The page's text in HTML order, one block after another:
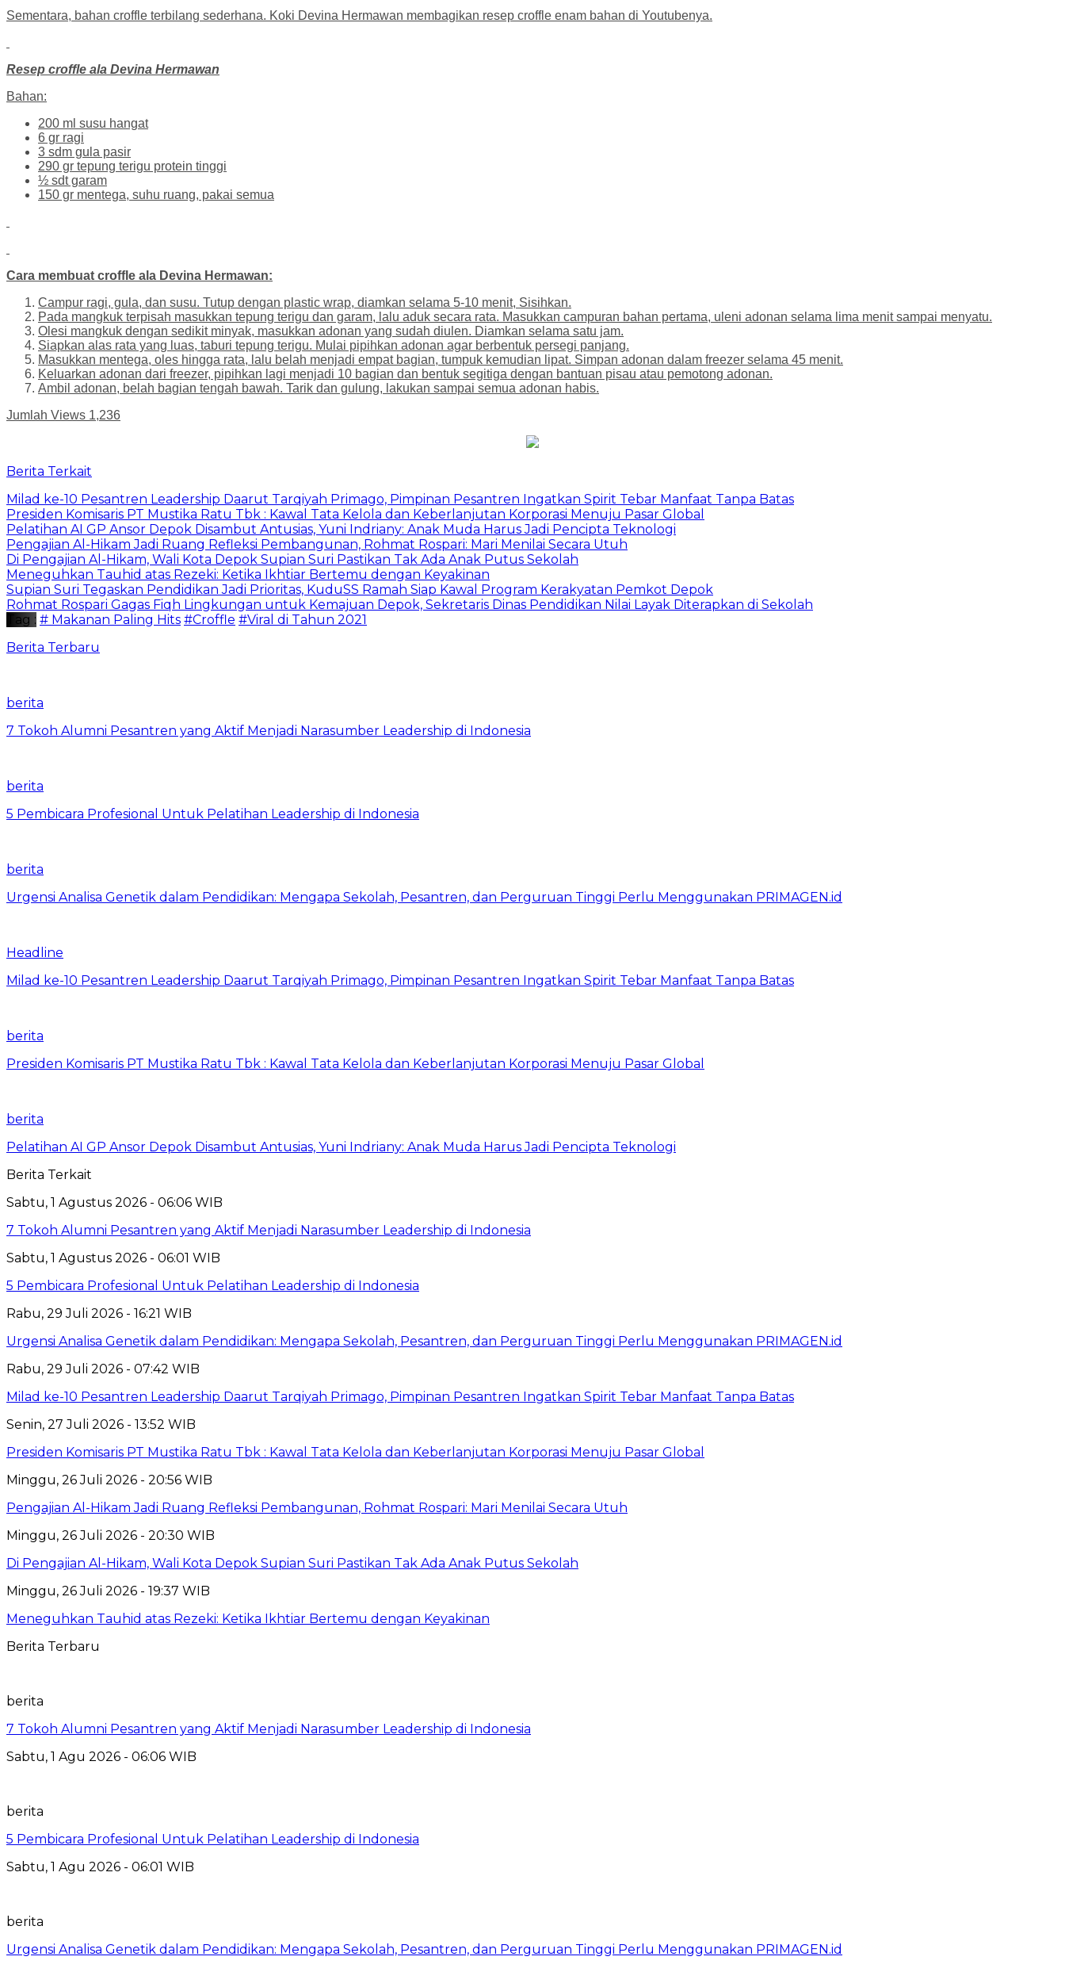
Sementara, bahan croffle terbilang sederhana. Koki Devina Hermawan membagikan resep croffle enam bahan di Youtubenya.
Resep croffle ala Devina Hermawan
Bahan:
200 ml susu hangat
6 gr ragi
3 sdm gula pasir
290 gr tepung terigu protein tinggi
½ sdt garam
150 gr mentega, suhu ruang, pakai semua
Cara membuat croffle ala Devina Hermawan:
Campur ragi, gula, dan susu. Tutup dengan plastic wrap, diamkan selama 5-10 menit, Sisihkan.
Pada mangkuk terpisah masukkan tepung terigu dan garam, lalu aduk secara rata. Masukkan campuran bahan pertama, uleni adonan selama lima menit sampai menyatu.
Olesi mangkuk dengan sedikit minyak, masukkan adonan yang sudah diulen. Diamkan selama satu jam.
Siapkan alas rata yang luas, taburi tepung terigu. Mulai pipihkan adonan agar berbentuk persegi panjang.
Masukkan mentega, oles hingga rata, lalu belah menjadi empat bagian, tumpuk kemudian lipat. Simpan adonan dalam freezer selama 45 menit.
Keluarkan adonan dari freezer, pipihkan lagi menjadi 10 bagian dan bentuk segitiga dengan bantuan pisau atau pemotong adonan.
Ambil adonan, belah bagian tengah bawah. Tarik dan gulung, lakukan sampai semua adonan habis.
Jumlah Views 1,236
Berita Terkait
Milad ke-10 Pesantren Leadership Daarut Tarqiyah Primago, Pimpinan Pesantren Ingatkan Spirit Tebar Manfaat Tanpa Batas
Presiden Komisaris PT Mustika Ratu Tbk : Kawal Tata Kelola dan Keberlanjutan Korporasi Menuju Pasar Global
Pelatihan AI GP Ansor Depok Disambut Antusias, Yuni Indriany: Anak Muda Harus Jadi Pencipta Teknologi
Pengajian Al-Hikam Jadi Ruang Refleksi Pembangunan, Rohmat Rospari: Mari Menilai Secara Utuh
Di Pengajian Al-Hikam, Wali Kota Depok Supian Suri Pastikan Tak Ada Anak Putus Sekolah
Meneguhkan Tauhid atas Rezeki: Ketika Ikhtiar Bertemu dengan Keyakinan
Supian Suri Tegaskan Pendidikan Jadi Prioritas, KuduSS Ramah Siap Kawal Program Kerakyatan Pemkot Depok
Rohmat Rospari Gagas Fiqh Lingkungan untuk Kemajuan Depok, Sekretaris Dinas Pendidikan Nilai Layak Diterapkan di Sekolah
Tag : # Makanan Paling Hits #Croffle #Viral di Tahun 2021
Berita Terbaru
berita
7 Tokoh Alumni Pesantren yang Aktif Menjadi Narasumber Leadership di Indonesia
berita
5 Pembicara Profesional Untuk Pelatihan Leadership di Indonesia
berita
Urgensi Analisa Genetik dalam Pendidikan: Mengapa Sekolah, Pesantren, dan Perguruan Tinggi Perlu Menggunakan PRIMAGEN.id
Headline
Milad ke-10 Pesantren Leadership Daarut Tarqiyah Primago, Pimpinan Pesantren Ingatkan Spirit Tebar Manfaat Tanpa Batas
berita
Presiden Komisaris PT Mustika Ratu Tbk : Kawal Tata Kelola dan Keberlanjutan Korporasi Menuju Pasar Global
berita
Pelatihan AI GP Ansor Depok Disambut Antusias, Yuni Indriany: Anak Muda Harus Jadi Pencipta Teknologi
Berita Terkait
Sabtu, 1 Agustus 2026 - 06:06 WIB
7 Tokoh Alumni Pesantren yang Aktif Menjadi Narasumber Leadership di Indonesia
Sabtu, 1 Agustus 2026 - 06:01 WIB
5 Pembicara Profesional Untuk Pelatihan Leadership di Indonesia
Rabu, 29 Juli 2026 - 16:21 WIB
Urgensi Analisa Genetik dalam Pendidikan: Mengapa Sekolah, Pesantren, dan Perguruan Tinggi Perlu Menggunakan PRIMAGEN.id
Rabu, 29 Juli 2026 - 07:42 WIB
Milad ke-10 Pesantren Leadership Daarut Tarqiyah Primago, Pimpinan Pesantren Ingatkan Spirit Tebar Manfaat Tanpa Batas
Senin, 27 Juli 2026 - 13:52 WIB
Presiden Komisaris PT Mustika Ratu Tbk : Kawal Tata Kelola dan Keberlanjutan Korporasi Menuju Pasar Global
Minggu, 26 Juli 2026 - 20:56 WIB
Pengajian Al-Hikam Jadi Ruang Refleksi Pembangunan, Rohmat Rospari: Mari Menilai Secara Utuh
Minggu, 26 Juli 2026 - 20:30 WIB
Di Pengajian Al-Hikam, Wali Kota Depok Supian Suri Pastikan Tak Ada Anak Putus Sekolah
Minggu, 26 Juli 2026 - 19:37 WIB
Meneguhkan Tauhid atas Rezeki: Ketika Ikhtiar Bertemu dengan Keyakinan
Berita Terbaru
berita
7 Tokoh Alumni Pesantren yang Aktif Menjadi Narasumber Leadership di Indonesia
Sabtu, 1 Agu 2026 - 06:06 WIB
berita
5 Pembicara Profesional Untuk Pelatihan Leadership di Indonesia
Sabtu, 1 Agu 2026 - 06:01 WIB
berita
Urgensi Analisa Genetik dalam Pendidikan: Mengapa Sekolah, Pesantren, dan Perguruan Tinggi Perlu Menggunakan PRIMAGEN.id